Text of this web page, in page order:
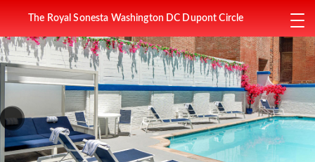
The Royal Sonesta Washington DC Dupont Circle